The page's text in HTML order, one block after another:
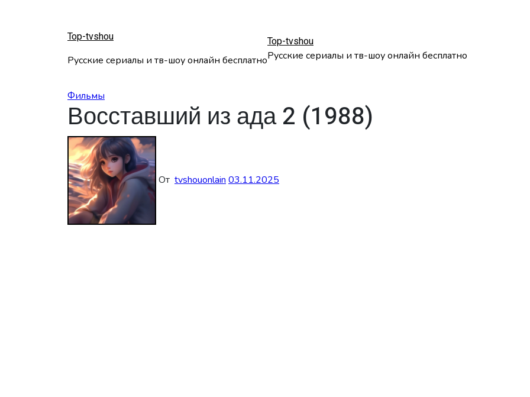
Top-tvshou
Русские сериалы и тв-шоу онлайн бесплатно
Top-tvshou
Русские сериалы и тв-шоу онлайн бесплатно
Фильмы
Восставший из ада 2 (1988)
От tvshouonlain 03.11.2025